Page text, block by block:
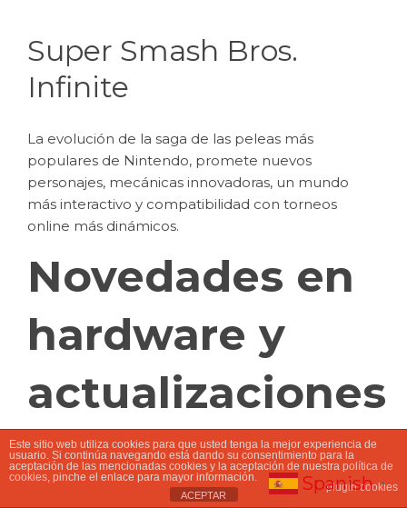
Super Smash Bros.
Infinite
La evolución de la saga de las peleas más
populares de Nintendo, promete nuevos
personajes, mecánicas innovadoras, un mundo
más interactivo y compatibilidad con torneos
online más dinámicos.
Novedades en
hardware y
actualizaciones
Con la llegada de la Nintendo Switch 2, los juegos
aprovecharán un mejor rendimiento gráfico,
Este sitio web utiliza cookies para que usted tenga la mejor experiencia de
usuario. Si continúa navegando está dando su consentimiento para la
aceptación de las mencionadas cookies y la aceptación de nuestra política de
cookies, pinche el enlace para mayor información.
plugin cookies
ACEPTAR
Spanish ▼